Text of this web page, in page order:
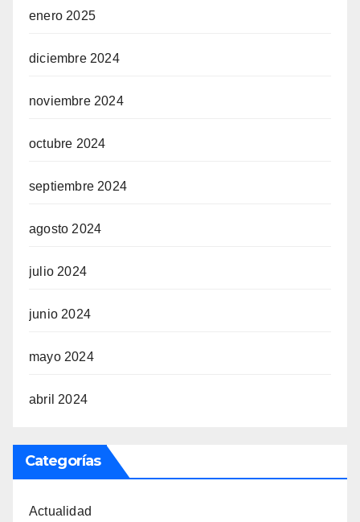
enero 2025
diciembre 2024
noviembre 2024
octubre 2024
septiembre 2024
agosto 2024
julio 2024
junio 2024
mayo 2024
abril 2024
Categorías
Actualidad